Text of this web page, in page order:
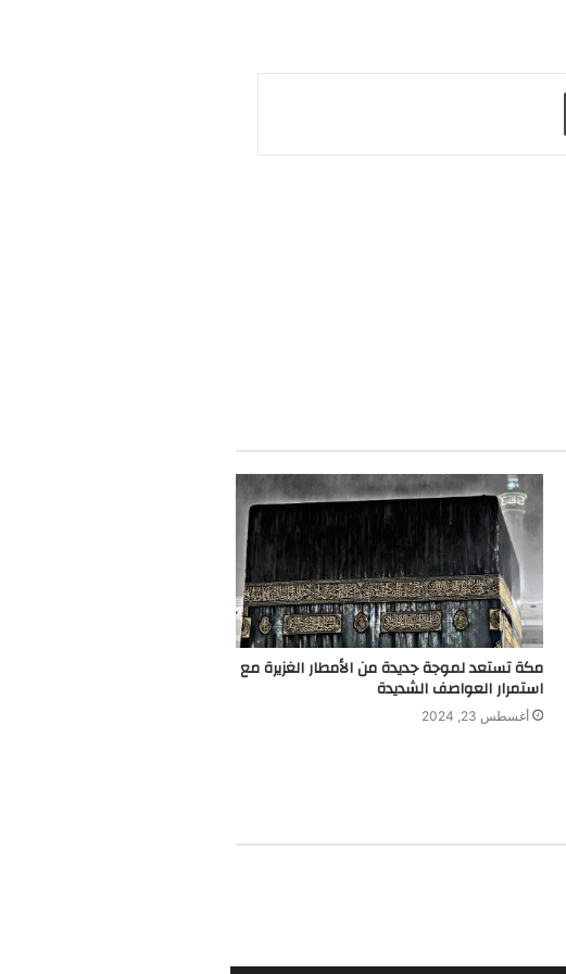
طباعة
مكة تستعد لموجة جديدة من الأمطار الغزيرة مع
استمرار العواصف الشديدة
أغسطس 23, 2024